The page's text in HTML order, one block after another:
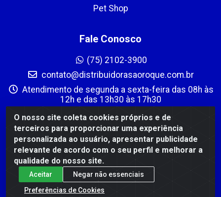
O nosso site coleta cookies próprios e de
terceiros para proporcionar uma experiência
personalizada ao usuário, apresentar publicidade
relevante de acordo com o seu perfil e melhorar a
qualidade do nosso site.
Aceitar
Negar não essenciais
Preferências de Cookies
Pet Shop
Fale Conosco
(75) 2102-3900
contato@distribuidorasaoroque.com.br
Atendimento de segunda a sexta-feira das 08h às
12h e das 13h30 às 17h30
Instagram
Formas de Pagamento
DIST DE PROD ALIM SÃO ROQUE LTDA - AVENIDA PROBAHIA,